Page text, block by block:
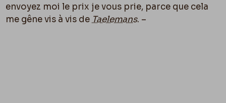
envoyez moi le prix je vous prie, parce que cela
me gêne vis à vis de Taelemans. –